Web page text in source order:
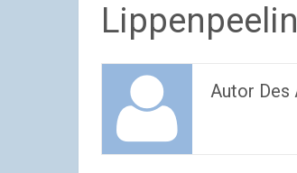
Autor Des